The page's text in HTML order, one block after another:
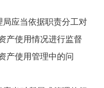
应当依据职责分工对
产使用情况进行监督
产使用管理中的问